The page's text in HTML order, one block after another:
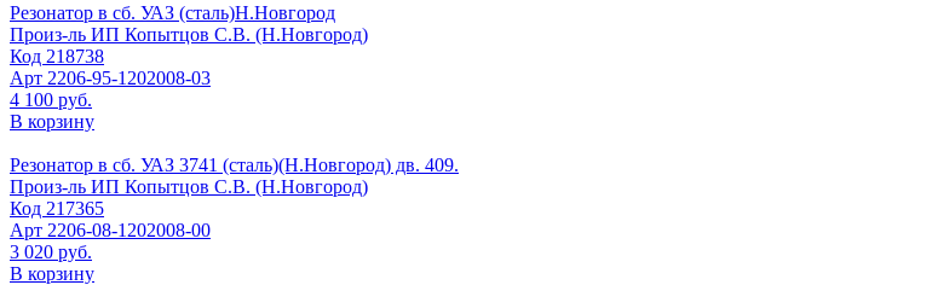
Резонатор в сб. УАЗ (сталь)Н.Новгород
Произ-ль ИП Копытцов С.В. (Н.Новгород)
Код 218738
Арт 2206-95-1202008-03
4 100 руб.
В корзину
Резонатор в сб. УАЗ 3741 (сталь)(Н.Новгород) дв. 409.
Произ-ль ИП Копытцов С.В. (Н.Новгород)
Код 217365
Арт 2206-08-1202008-00
3 020 руб.
В корзину